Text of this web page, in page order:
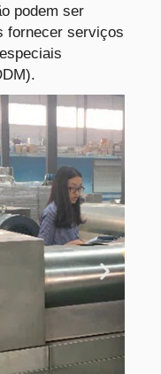
podem ser
fornecer serviços